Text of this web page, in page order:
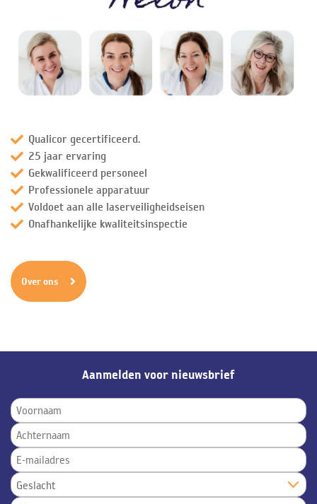
Qualicor gecertificeerd.
25 jaar ervaring
Gekwalificeerd personeel
Professionele apparatuur
Voldoet aan alle laserveiligheidseisen
Onafhankelijke kwaliteitsinspectie
Over ons
Aanmelden voor nieuwsbrief